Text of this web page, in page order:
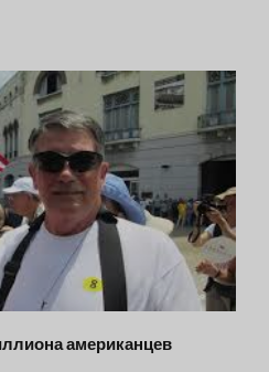
американцев